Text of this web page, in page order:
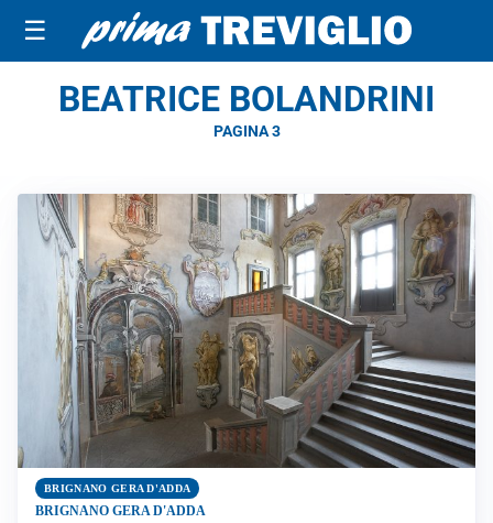
☰
BEATRICE BOLANDRINI
PAGINA 3
BRIGNANO GERA D'ADDA
BRIGNANO GERA D'ADDA